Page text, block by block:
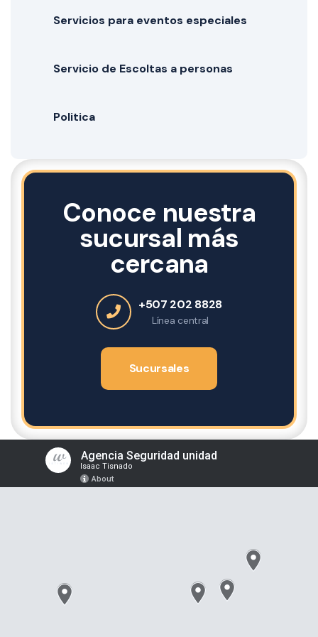
Servicios para eventos especiales
Servicio de Escoltas a personas
Politica
Conoce nuestra
sucursal más
cercana
+507 202 8828
Línea central
Sucursales